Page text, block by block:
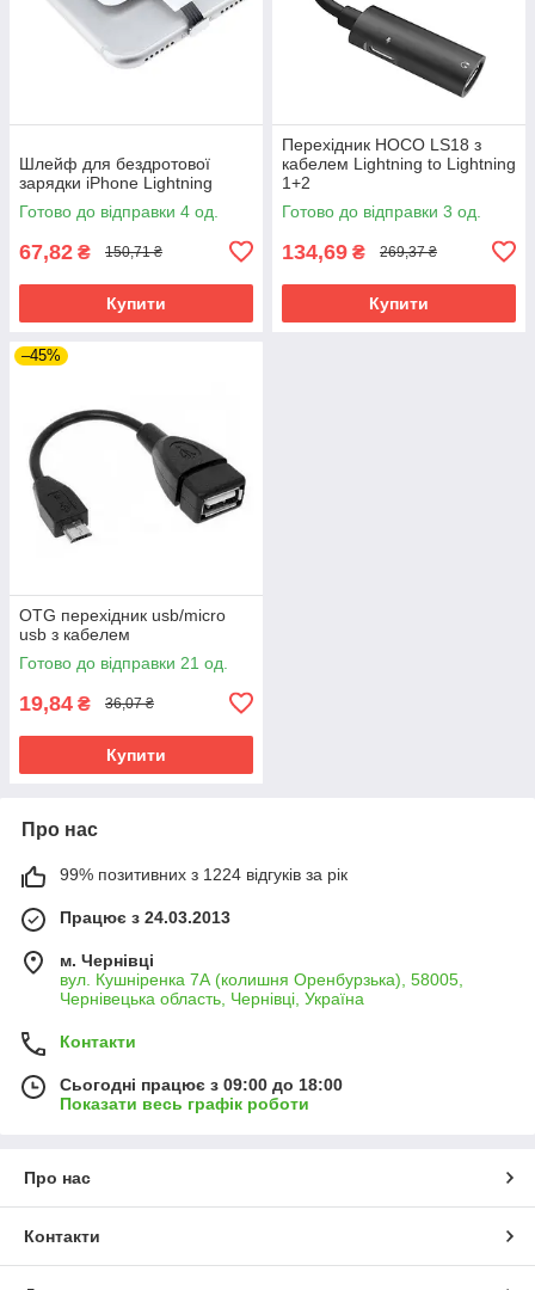
Шлейф для бездротової
зарядки iPhone Lightning
Готово до відправки 4 од.
67,82 ₴ 150,71 ₴
Купити
Перехідник HOCO LS18 з
кабелем Lightning to Lightning
1+2
Готово до відправки 3 од.
134,69 ₴ 269,37 ₴
Купити
–45%
OTG перехідник usb/micro
usb з кабелем
Готово до відправки 21 од.
19,84 ₴ 36,07 ₴
Купити
Про нас
99% позитивних з 1224 відгуків за рік
Працює з 24.03.2013
м. Чернівці
вул. Кушніренка 7А (колишня Оренбурзька), 58005,
Чернівецька область, Чернівці, Україна
Контакти
Сьогодні працює з 09:00 до 18:00
Показати весь графік роботи
Про нас
Контакти